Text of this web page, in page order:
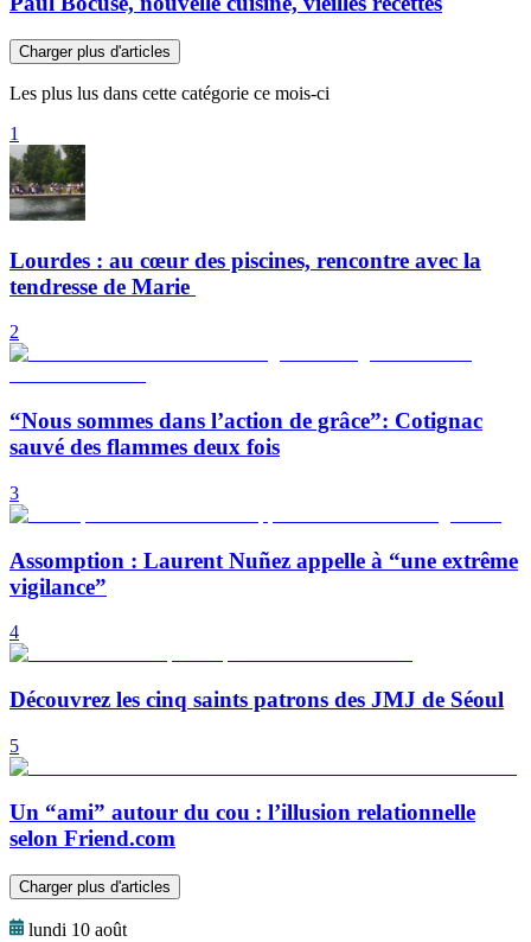
Charger plus d'articles
Les plus lus dans cette catégorie ce mois-ci
1
Lourdes : au cœur des piscines, rencontre avec la
tendresse de Marie
2
“Nous sommes dans l’action de grâce”: Cotignac
sauvé des flammes deux fois
3
Assomption : Laurent Nuñez appelle à “une extrême
vigilance”
4
Découvrez les cinq saints patrons des JMJ de Séoul
5
Un “ami” autour du cou : l’illusion relationnelle
selon Friend.com
Charger plus d'articles
lundi 10 août